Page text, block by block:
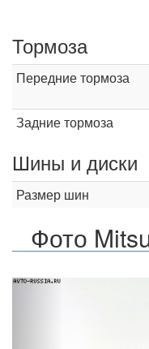
Тормоза
Передние тормоза
Задние тормоза
Шины и диски
Размер шин
Фото
Назад